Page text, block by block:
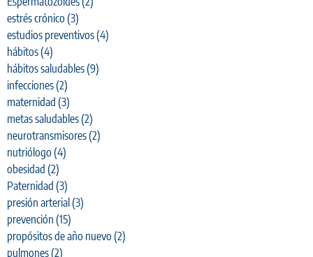
estrés crónico (3)
estudios preventivos(4)
hábitos(4)
hábitos saludables(9)
infecciones(2)
maternidad (3)
metas saludables(2)
neurotransmisores(2)
nutriólogo (4)
obesidad (2)
Paternidad (3)
presión arterial (3)
prevención (15)
propósitos de año nuevo (2)
pulmones(2)